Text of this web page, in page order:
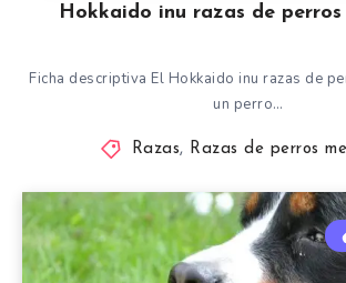
Hokkaido inu razas de perros
Ficha descriptiva El Hokkaido inu razas de
un perro…
Razas, Razas de perros